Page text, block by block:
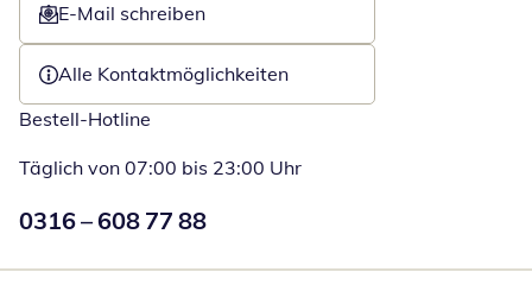
E-Mail schreiben
Öffnet E-Mail-Client
Alle Kontaktmöglichkeiten
Bestell-Hotline
Täglich von 07:00 bis 23:00 Uhr
Numéro de téléphone:
0316 – 608 77 88